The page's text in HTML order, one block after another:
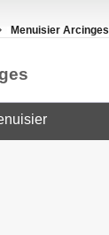
Menuisier Arcinges